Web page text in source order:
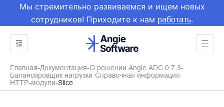
Мы стремительно развиваемся и ищем новых
сотрудников! Приходите к нам работать.
Главная Документация О решении Angie ADC 0.7.3
Балансировщик нагрузки Справочная информация
HTTP-модули Slice